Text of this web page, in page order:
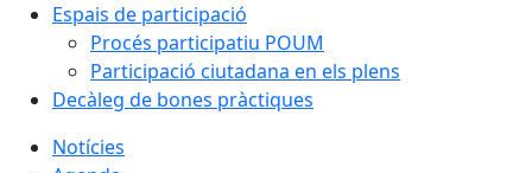
Espais de participació
Procés participatiu POUM
Participació ciutadana en els plens
Decàleg de bones pràctiques
Notícies